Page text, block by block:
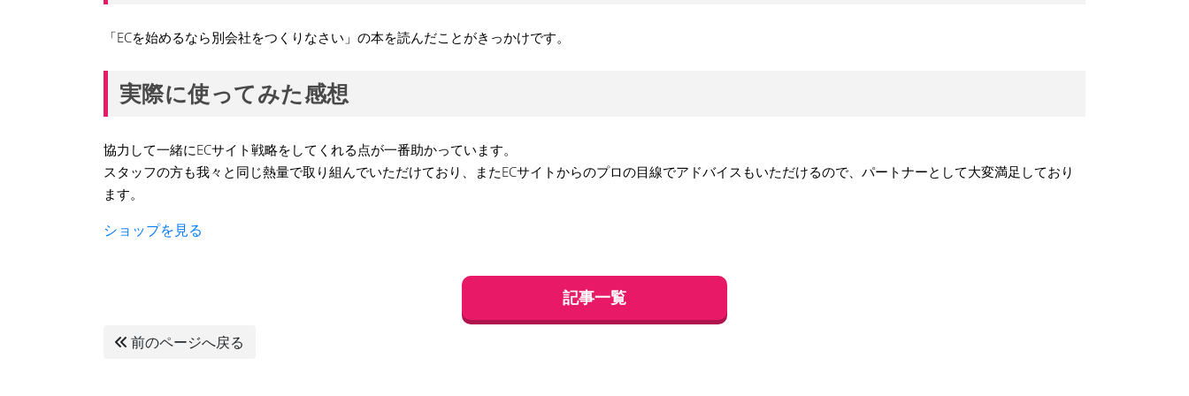
「ECを始めるなら別会社をつくりなさい」の本を読んだことがきっかけです。
実際に使ってみた感想
協力して一緒にECサイト戦略をしてくれる点が一番助かっています。
スタッフの方も我々と同じ熱量で取り組んでいただけており、またECサイトからのプロの目線でアドバイスもいただけるので、パートナーとして大変満足しており
ます。
ショップを見る
記事一覧
前のページへ戻る